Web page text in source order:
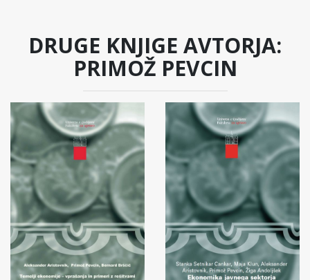
DRUGE KNJIGE AVTORJA:
PRIMOŽ PEVCIN